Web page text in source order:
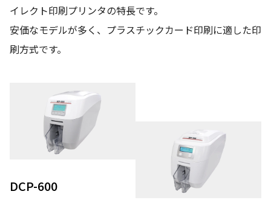
イレクト印刷プリンタの特長です。
安価なモデルが多く、プラスチックカード印刷に適した印
刷方式です。
DCP-600